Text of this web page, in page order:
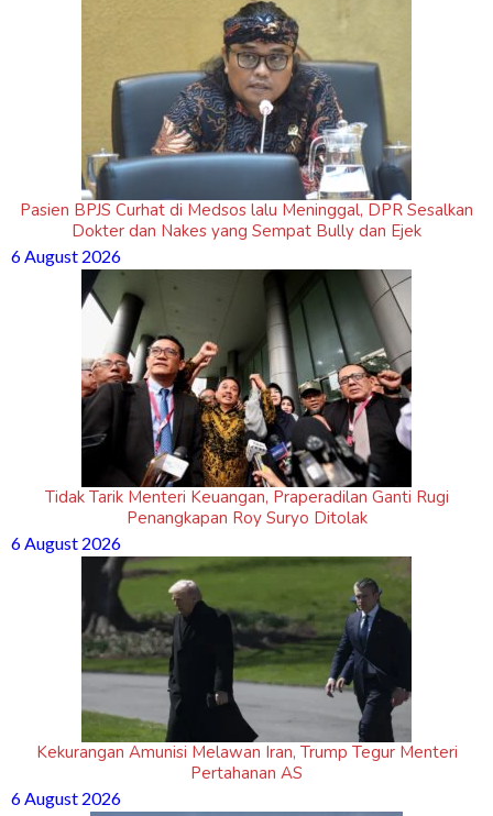
Pasien BPJS Curhat di Medsos lalu Meninggal, DPR Sesalkan
Dokter dan Nakes yang Sempat Bully dan Ejek
6 August 2026
Tidak Tarik Menteri Keuangan, Praperadilan Ganti Rugi
Penangkapan Roy Suryo Ditolak
6 August 2026
Kekurangan Amunisi Melawan Iran, Trump Tegur Menteri
Pertahanan AS
6 August 2026